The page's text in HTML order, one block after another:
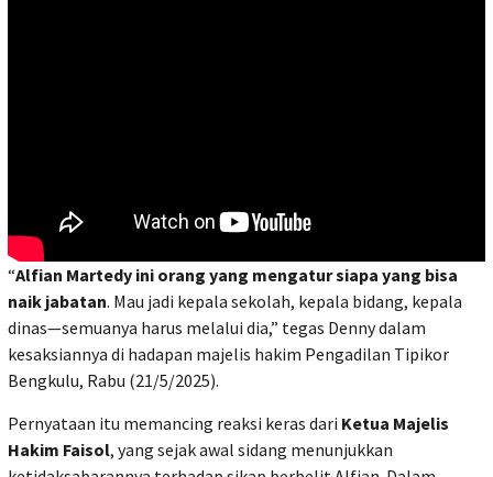
“Alfian Martedy ini orang yang mengatur siapa yang bisa
naik jabatan. Mau jadi kepala sekolah, kepala bidang, kepala
dinas—semuanya harus melalui dia,” tegas Denny dalam
kesaksiannya di hadapan majelis hakim Pengadilan Tipikor
Bengkulu, Rabu (21/5/2025).
Pernyataan itu memancing reaksi keras dari Ketua Majelis
Hakim Faisol, yang sejak awal sidang menunjukkan